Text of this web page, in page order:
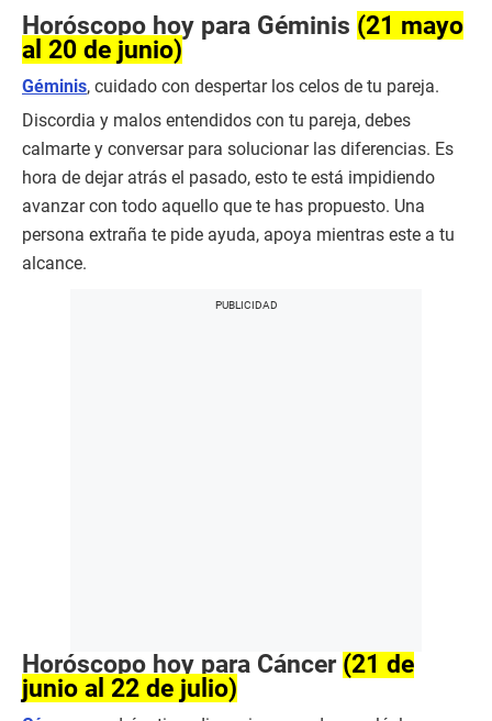
Horóscopo hoy para Géminis (21 mayo
al 20 de junio)
Géminis, cuidado con despertar los celos de tu pareja.
Discordia y malos entendidos con tu pareja, debes
calmarte y conversar para solucionar las diferencias. Es
hora de dejar atrás el pasado, esto te está impidiendo
avanzar con todo aquello que te has propuesto. Una
persona extraña te pide ayuda, apoya mientras este a tu
alcance.
Horóscopo hoy para Cáncer (21 de
junio al 22 de julio)